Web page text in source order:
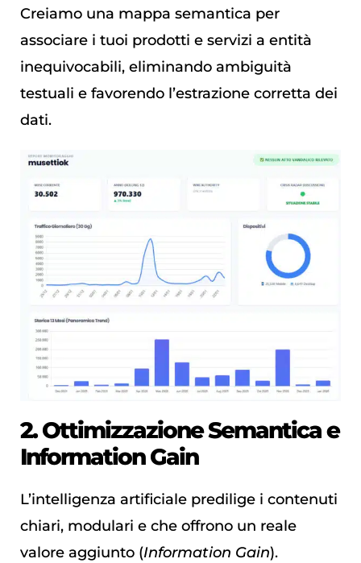
Creiamo una mappa semantica per
associare i tuoi prodotti e servizi a entità
inequivocabili, eliminando ambiguità
testuali e favorendo l’estrazione corretta dei
dati.
2. Ottimizzazione Semantica e
Information Gain
L’intelligenza artificiale predilige i contenuti
chiari, modulari e che offrono un reale
valore aggiunto (Information Gain).